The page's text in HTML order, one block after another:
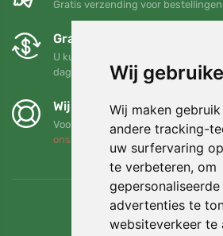
Wij
Wij maken
andere tracking-
uw surfervaring
te verbeteren, om
advertenties te
websiteverkeer te
Gratis verzending voor bestellingen
Gratis ruilen en retourneren
U kunt uw bestelling op elk
dagen retourneren of ruilen
Wij steunen Trees.org
Voor elke bestelling planten we
ons